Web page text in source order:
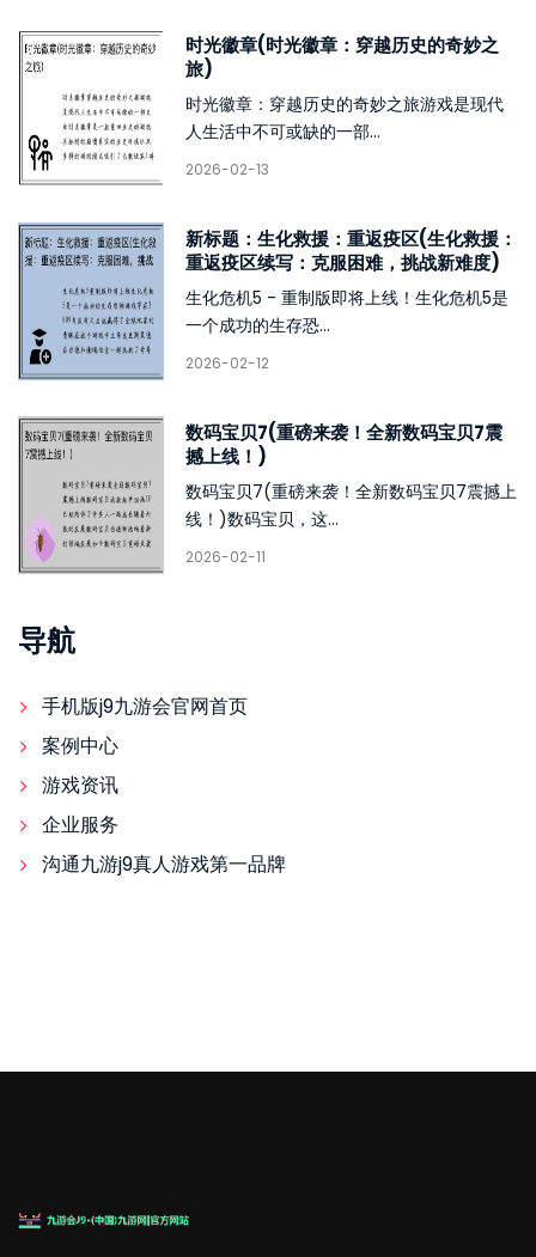
时光徽章(时光徽章：穿越历史的奇妙之
旅)
时光徽章：穿越历史的奇妙之旅游戏是现代
人生活中不可或缺的一部...
2026-02-13
新标题：生化救援：重返疫区(生化救援：
重返疫区续写：克服困难，挑战新难度)
生化危机5 - 重制版即将上线！生化危机5是
一个成功的生存恐...
2026-02-12
数码宝贝7(重磅来袭！全新数码宝贝7震
撼上线！)
数码宝贝7(重磅来袭！全新数码宝贝7震撼上
线！)数码宝贝，这...
2026-02-11
导航
手机版j9九游会官网首页
案例中心
游戏资讯
企业服务
沟通九游j9真人游戏第一品牌